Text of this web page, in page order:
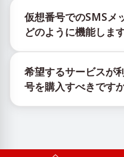
には、次の方法をお試
VPNサービスを利用
さい。
で、物理的なSIMカード
された地理的場所にも
OTPや認証コードを含
仮想番号でのSMSメ
どのように機能しま
ソフトウェアの組み合
を管理するための自社
希望するサービスが
号を購入すべきです